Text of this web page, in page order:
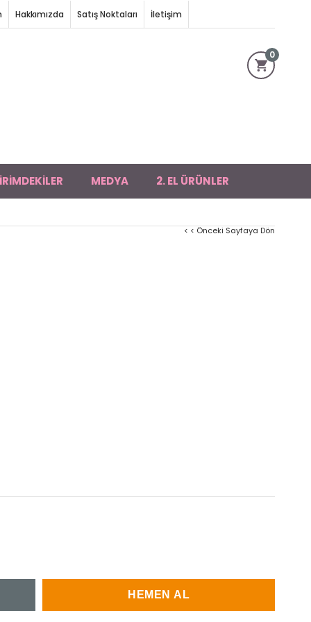
Hakkımızda Satış Noktaları İletişim
0
MEDYA 2. EL ÜRÜNLER
< < Önceki Sayfaya Dön